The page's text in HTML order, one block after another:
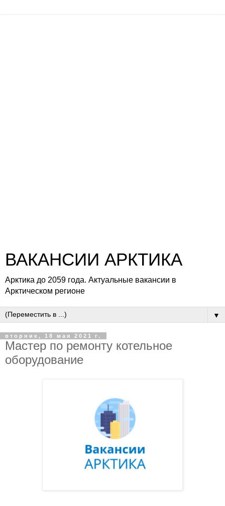
ВАКАНСИИ АРКТИКА
Арктика до 2059 года. Актуальные вакансии в
Арктическом регионе
▼
вторник, 18 мая 2021 г.
Мастер по ремонту котельное
оборудование